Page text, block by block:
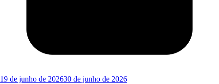
19 de junho de 202630 de junho de 2026